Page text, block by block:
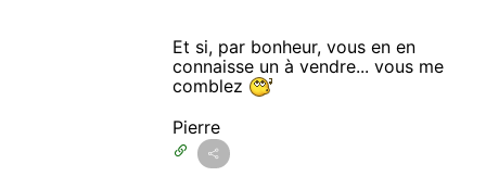
Et si, par bonheur, vous en en
connaisse un à vendre... vous me
comblez
Pierre